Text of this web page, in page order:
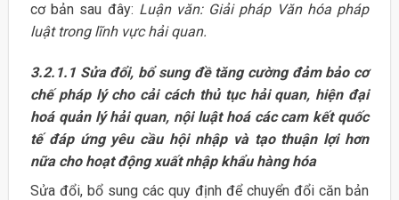
cơ bản sau đây: Luận văn: Giải pháp Văn hóa pháp
luật trong lĩnh vực hải quan.
3.2.1.1 Sửa đổi, bổ sung đề tăng cường đảm bảo cơ
chế pháp lý cho cải cách thủ tục hải quan, hiện đại
hoá quản lý hải quan, nội luật hoá các cam kết quốc
tế đáp ứng yêu cầu hội nhập và tạo thuận lợi hơn
nữa cho hoạt động xuất nhập khẩu hàng hóa
Sửa đổi, bổ sung các quy định để chuyển đổi căn bản